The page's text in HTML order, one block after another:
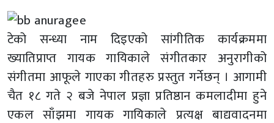
टेको सन्ध्या नाम दिइएको सांगीतिक कार्यक्रममा
ख्यातिप्राप्त गायक गायिकाले संगीतकार अनुरागीको
संगीतमा आफूले गाएका गीतहरु प्रस्तुत गर्नेछन् । आगामी
चैत १८ गते २ बजे नेपाल प्रज्ञा प्रतिष्ठान कमलादीमा हुने
एकल साँझमा गायक गायिकाले प्रत्यक्ष बाद्यवादनमा